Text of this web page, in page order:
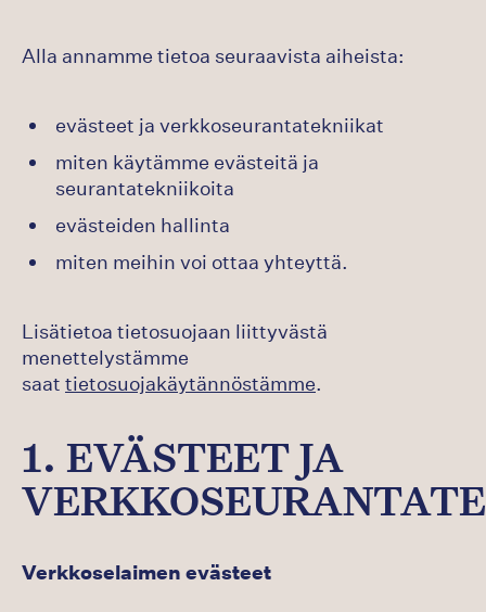
Alla annamme tietoa seuraavista aiheista:
evästeet ja verkkoseurantatekniikat
miten käytämme evästeitä ja
seurantatekniikoita
evästeiden hallinta
miten meihin voi ottaa yhteyttä.
Lisätietoa tietosuojaan liittyvästä
menettelystämme
saat tietosuojakäytännöstämme.
1. EVÄSTEET JA
Verkkoselaimen evästeet